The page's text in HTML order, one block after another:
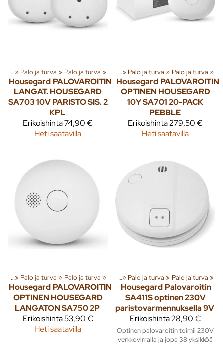
‪» Palo ja turva ‪» Palo ja turva ‪»
Housegard PALOVAROITIN
LANGAT. HOUSEGARD
SA703 10V PARISTO SIS. 2
KPL
Erikoishinta74,90 €
Heti saatavilla
Tuoteryhmiä ja tuotteita‪»Rakenna‪» Palo ja turva ‪» Palo ja turva ‪»
Housegard PALOVAROITIN
OPTINEN HOUSEGARD
10Y SA701 20-PACK
PEBBLE
Erikoishinta279,50 €
Heti saatavilla
‪» Palo ja turva ‪» Palo ja turva ‪»
Housegard PALOVAROITIN
OPTINEN HOUSEGARD
LANGATON SA750 2P
Erikoishinta53,90 €
Heti saatavilla
Tuoteryhmiä ja tuotteita‪»Rakenna‪» Palo ja turva ‪» Palo ja turva ‪»
Housegard Palovaroitin
SA411S optinen 230V
paristovarmennuksella 9V
Erikoishinta28,90 €
Optinen palovaroitin toimii 230V
verkkovirralla ja jopa 38 yksikköä